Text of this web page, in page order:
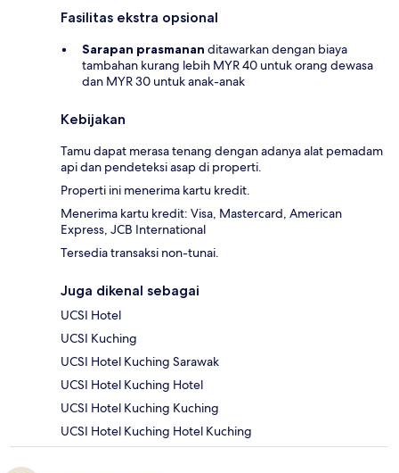
Fasilitas ekstra opsional
Sarapan prasmanan ditawarkan dengan biaya
tambahan kurang lebih MYR 40 untuk orang dewasa
dan MYR 30 untuk anak-anak
Kebijakan
Tamu dapat merasa tenang dengan adanya alat pemadam
api dan pendeteksi asap di properti.
Properti ini menerima kartu kredit.
Menerima kartu kredit: Visa, Mastercard, American
Express, JCB International
Tersedia transaksi non-tunai.
Juga dikenal sebagai
UCSI Hotel
UCSI Kuching
UCSI Hotel Kuching Sarawak
UCSI Hotel Kuching Hotel
UCSI Hotel Kuching Kuching
UCSI Hotel Kuching Hotel Kuching